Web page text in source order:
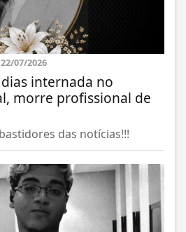
22/07/2026
internada no
morre profissional de
das notícias!!!